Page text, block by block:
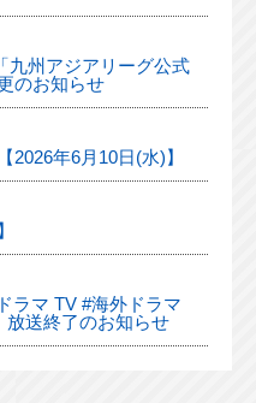
九州アジアリーグ公式
のお知らせ
2026年6月10日(水)】
ラマ TV #海外ドラマ
送終了のお知らせ